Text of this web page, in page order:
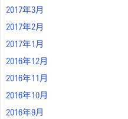
2017年3月
2017年2月
2017年1月
2016年12月
2016年11月
2016年10月
2016年9月